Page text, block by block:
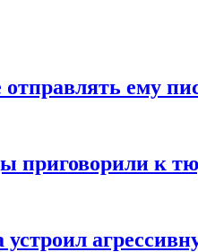
ему
приговорили к